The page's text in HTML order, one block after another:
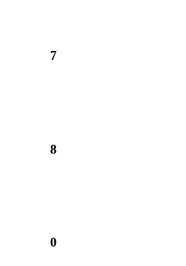
7
8
0